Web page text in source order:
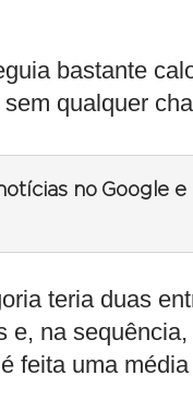
bastante
qualquer
no Google e
teria duas
na
feita uma